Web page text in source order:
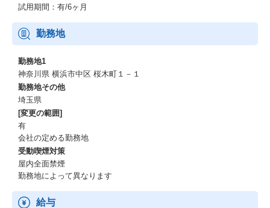
試用期間：有/6ヶ月
勤務地
勤務地1
神奈川県 横浜市中区 桜木町１－１
勤務地その他
埼玉県
[変更の範囲]
有
会社の定める勤務地
受動喫煙対策
屋内全面禁煙
勤務地によって異なります
給与